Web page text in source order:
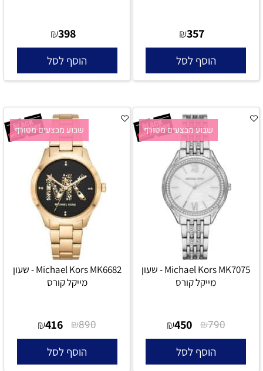
₪357
הוסף לסל
₪398
הוסף לסל
שבוע מבצעים מטורף
Michael Kors MK7075 - שעון
מייקל קורס
₪790
₪450
הוסף לסל
שבוע מבצעים מטורף
Michael Kors MK6682 - שעון
מייקל קורס
₪890
₪416
הוסף לסל